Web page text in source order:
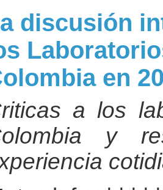
discusión
en
a los
y